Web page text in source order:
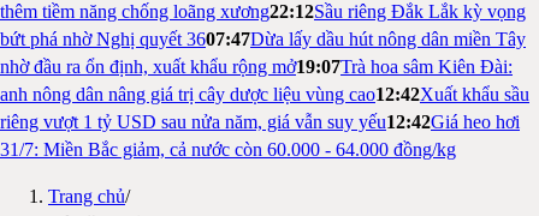
thêm tiềm năng chống loãng xương22:12Sầu riêng Đắk Lắk kỳ vọng
bứt phá nhờ Nghị quyết 3607:47Dừa lấy dầu hút nông dân miền Tây
nhờ đầu ra ổn định, xuất khẩu rộng mở19:07Trà hoa sâm Kiên Đài:
anh nông dân nâng giá trị cây dược liệu vùng cao12:42Xuất khẩu sầu
riêng vượt 1 tỷ USD sau nửa năm, giá vẫn suy yếu12:42Giá heo hơi
31/7: Miền Bắc giảm, cả nước còn 60.000 - 64.000 đồng/kg
Trang chủ/